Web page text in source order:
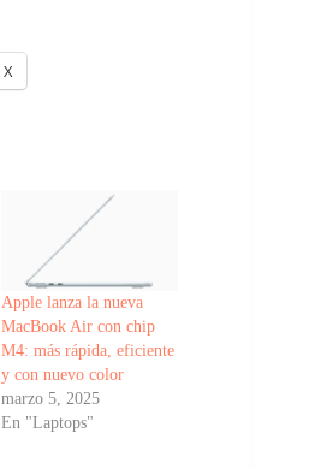
X
Apple lanza la nueva
MacBook Air con chip
M4: más rápida, eficiente
y con nuevo color
marzo 5, 2025
En "Laptops"